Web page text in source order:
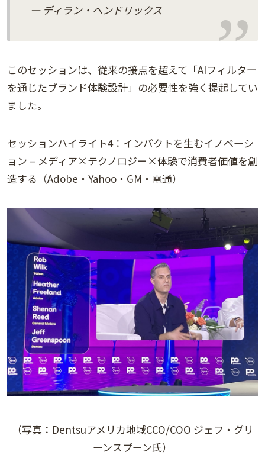
— ディラン・ヘンドリックス
このセッションは、従来の接点を超えて「AIフィルター
を通じたブランド体験設計」の必要性を強く提起してい
ました。
セッションハイライト4：インパクトを生むイノベーシ
ョン – メディア×テクノロジー×体験で消費者価値を創
造する（Adobe・Yahoo・GM・電通）
（写真：Dentsuアメリカ地域CCO/COO ジェフ・グリ
ーンスプーン氏）